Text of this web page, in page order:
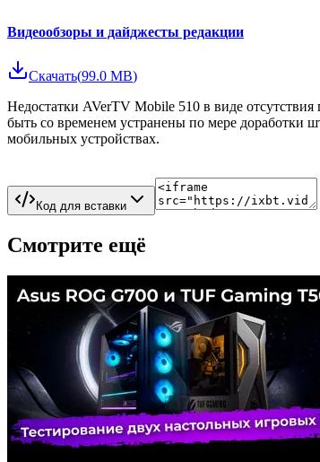
Видеообзоры и дайджесты редакции
Скачать(99.0 MB)
Недостатки AVerTV Mobile 510 в виде
быть со временем устранены по мере доработки
мобильных устройствах.
Код для вставки
Смотрите ещё